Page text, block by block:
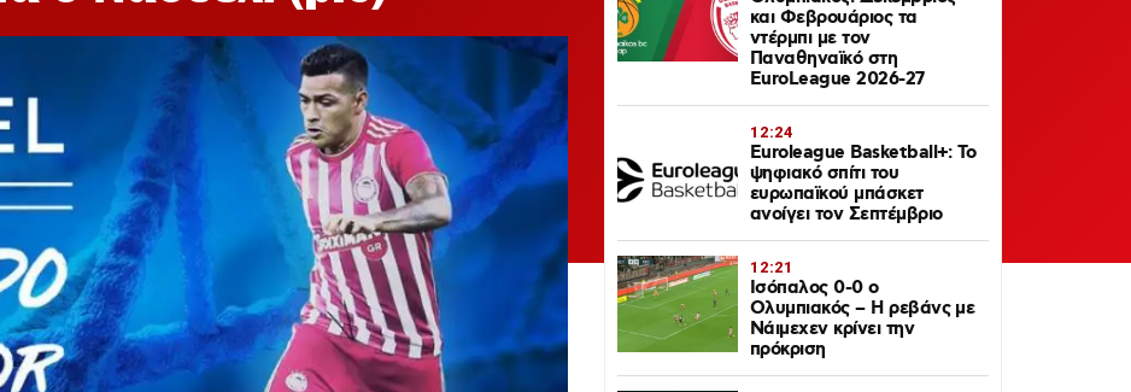
και Φεβρουάριος τα
ντέρμπι με τον
Παναθηναϊκό στη
EuroLeague 2026-27
12:24
Euroleague Basketball+: Το
ψηφιακό σπίτι του
ευρωπαϊκού μπάσκετ
ανοίγει τον Σεπτέμβριο
12:21
Ισόπαλος 0-0 ο
Ολυμπιακός – Η ρεβάνς με
Νάιμεχεν κρίνει την
πρόκριση